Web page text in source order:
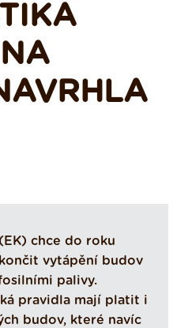
chce do roku
vytápění budov
palivy.
pravidla mají platit i
budov, které navíc